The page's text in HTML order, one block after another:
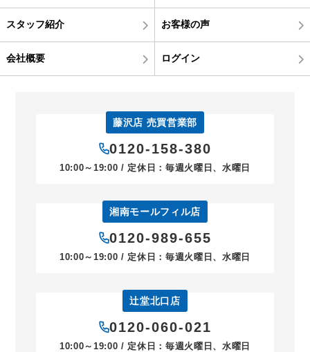
スタッフ紹介 お客様の声
会社概要 ログイン
藤沢店 売買営業部
0120-158-380
10:00～19:00 / 定休日：毎週火曜日、水曜日
湘南モールフィル店
0120-989-655
10:00～19:00 / 定休日：毎週火曜日、水曜日
辻堂北口店
0120-060-021
10:00～19:00 / 定休日：毎週火曜日、水曜日